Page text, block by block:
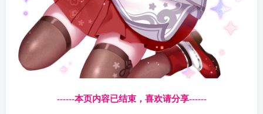
------本页内容已结束，喜欢请分享------